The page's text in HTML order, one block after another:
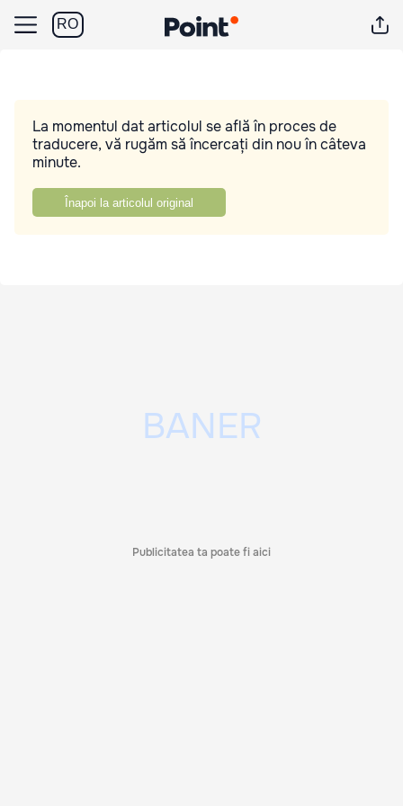
RO
La momentul dat articolul se află în proces de
traducere, vă rugăm să încercați din nou în câteva
minute.
Înapoi la articolul original
Publicitatea ta poate fi aici